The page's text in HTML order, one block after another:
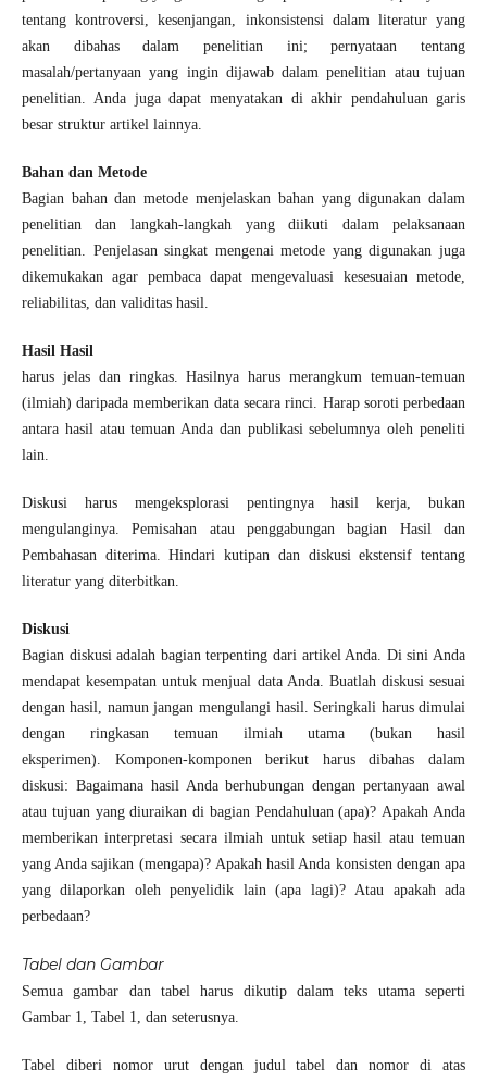
tentang kontroversi, kesenjangan, inkonsistensi dalam literatur yang
akan dibahas dalam penelitian ini; pernyataan tentang
masalah/pertanyaan yang ingin dijawab dalam penelitian atau tujuan
penelitian. Anda juga dapat menyatakan di akhir pendahuluan garis
besar struktur artikel lainnya.
Bahan dan Metode
Bagian bahan dan metode menjelaskan bahan yang digunakan dalam
penelitian dan langkah-langkah yang diikuti dalam pelaksanaan
penelitian. Penjelasan singkat mengenai metode yang digunakan juga
dikemukakan agar pembaca dapat mengevaluasi kesesuaian metode,
reliabilitas, dan validitas hasil.
Hasil Hasil
harus jelas dan ringkas. Hasilnya harus merangkum temuan-temuan
(ilmiah) daripada memberikan data secara rinci. Harap soroti perbedaan
antara hasil atau temuan Anda dan publikasi sebelumnya oleh peneliti
lain.
Diskusi harus mengeksplorasi pentingnya hasil kerja, bukan
mengulanginya. Pemisahan atau penggabungan bagian Hasil dan
Pembahasan diterima. Hindari kutipan dan diskusi ekstensif tentang
literatur yang diterbitkan.
Diskusi
Bagian diskusi adalah bagian terpenting dari artikel Anda. Di sini Anda
mendapat kesempatan untuk menjual data Anda. Buatlah diskusi sesuai
dengan hasil, namun jangan mengulangi hasil. Seringkali harus dimulai
dengan ringkasan temuan ilmiah utama (bukan hasil
eksperimen). Komponen-komponen berikut harus dibahas dalam
diskusi: Bagaimana hasil Anda berhubungan dengan pertanyaan awal
atau tujuan yang diuraikan di bagian Pendahuluan (apa)? Apakah Anda
memberikan interpretasi secara ilmiah untuk setiap hasil atau temuan
yang Anda sajikan (mengapa)? Apakah hasil Anda konsisten dengan apa
yang dilaporkan oleh penyelidik lain (apa lagi)? Atau apakah ada
perbedaan?
Tabel dan Gambar
Semua gambar dan tabel harus dikutip dalam teks utama seperti
Gambar 1, Tabel 1, dan seterusnya.
Tabel diberi nomor urut dengan judul tabel dan nomor di atas